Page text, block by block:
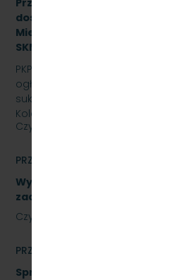
dostawy olejów i smarów dla
Miejska w Trójmieście Sp. z o.o.,
SKMMU.086.44.22.
PKP SZYBKA KOLEJ MIEJSKA W
ogłasza przetarg nieograniczony
sukcesywne dostawy olejów i
Kolej…
Czytaj dalej
PRZETARGI
Wykonanie naprawy
zadania. Numer referencyjny:
Czytaj dalej
PRZETARGI
Sprzedaż auta osobowego